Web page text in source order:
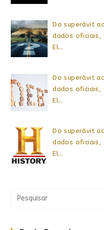
Do superávit
dados oficiais,
El…
Do superávit
dados oficiais,
El…
Do superávit
dados oficiais,
El…